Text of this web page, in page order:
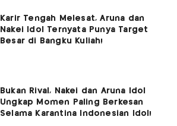
Karir Tengah Melesat, Aruna dan
Nakei Idol Ternyata Punya Target
Besar di Bangku Kuliah!
Bukan Rival, Nakei dan Aruna Idol
Ungkap Momen Paling Berkesan
Selama Karantina Indonesian Idol!